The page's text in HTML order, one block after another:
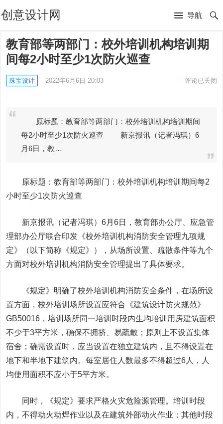
创意设计网 导航
教育部等两部门：校外培训机构培训期
间每2小时至少1次防火巡查
珠宝设计 2022年6月6日 20:03 评论已关闭
原标题：教育部等两部门：校外培训机构培训期间
每2小时至少1次防火巡查 新京报讯（记者冯琪）6
月6日，教…
原标题：教育部等两部门：校外培训机构培训期间每2
小时至少1次防火巡查
新京报讯（记者冯琪）6月6日，教育部办公厅、应急管
理部办公厅联合印发《校外培训机构消防安全管理九项规
定》（以下简称《规定》），从场所设置、疏散条件等九个
方面对校外培训机构消防安全管理提出了具体要求。
《规定》明确了校外培训机构消防安全条件，在场所设
置方面，校外培训场所设置应符合《建筑设计防火规范》
GB50016，培训场所同一培训时段内生均培训用房建筑面积
不少于3平方米，确保不拥挤、易疏散；原则上不设置集体
宿舍；确需设置时，应当设置在独立建筑内，且不得设置在
地下和半地下建筑内。每室居住人数最多不得超过6人，人
均使用面积不应小于5平方米。
同时，《规定》要求严格火灾危险源管理。培训时段
内，不得动火动焊作业以及在建筑外部动火作业；其他时段